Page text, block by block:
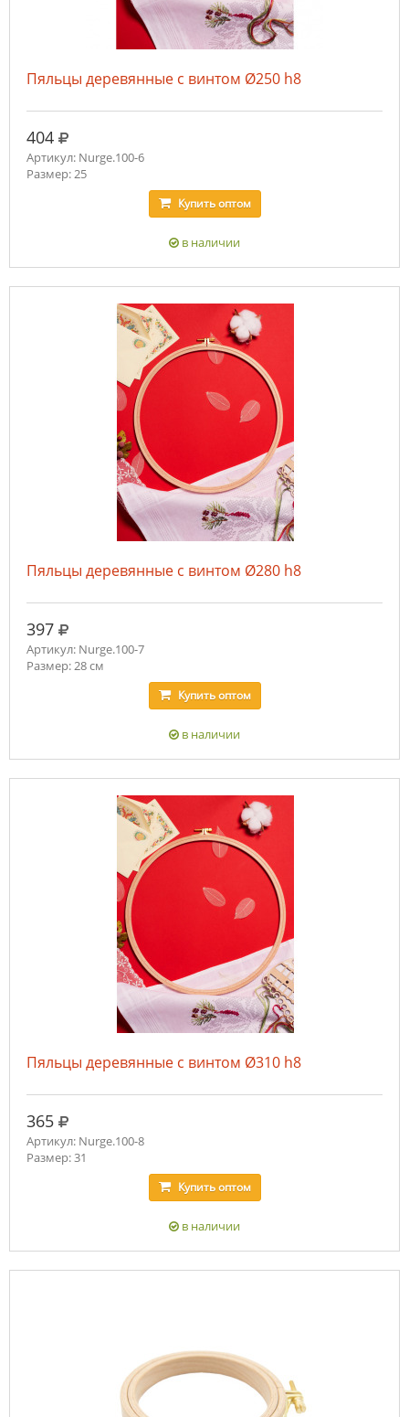
Пяльцы деревянные с винтом Ø250 h8
404 руб.
Артикул: Nurge.100-6
Размер: 25
Купитьоптом
в наличии
Пяльцы деревянные с винтом Ø280 h8
397 руб.
Артикул: Nurge.100-7
Размер: 28 см
Купитьоптом
в наличии
Пяльцы деревянные с винтом Ø310 h8
365 руб.
Артикул: Nurge.100-8
Размер: 31
Купитьоптом
в наличии